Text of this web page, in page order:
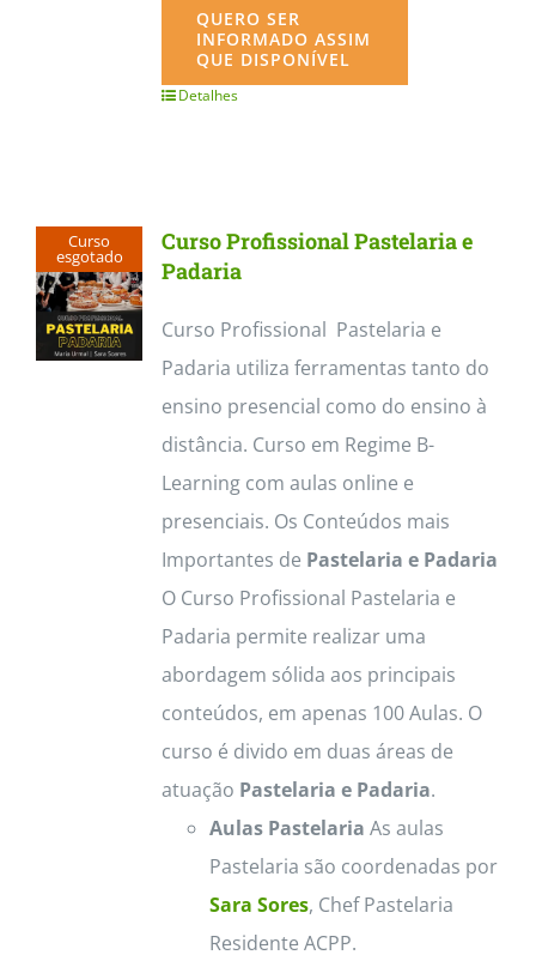
QUERO SER
INFORMADO ASSIM
QUE DISPONÍVEL
Detalhes
Curso
esgotado
Curso Profissional Pastelaria e
Padaria
Curso Profissional Pastelaria e
Padaria utiliza ferramentas tanto do
ensino presencial como do ensino à
distância. Curso em Regime B-
Learning com aulas online e
presenciais. Os Conteúdos mais
Importantes de Pastelaria e Padaria
O Curso Profissional Pastelaria e
Padaria permite realizar uma
abordagem sólida aos principais
conteúdos, em apenas 100 Aulas. O
curso é divido em duas áreas de
atuação Pastelaria e Padaria.
Aulas Pastelaria As aulas
Pastelaria são coordenadas por
Sara Sores, Chef Pastelaria
Residente ACPP.